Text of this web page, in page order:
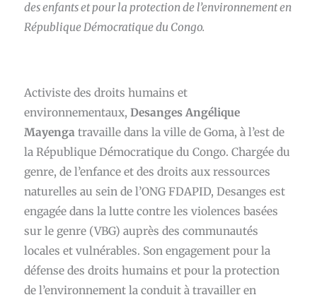
des enfants et pour la protection de l’environnement en
République Démocratique du Congo.
Activiste des droits humains et
environnementaux, Desanges Angélique
Mayengatravaille dans la ville de Goma, à l’est de
la République Démocratique du Congo. Chargée du
genre, de l’enfance et des droits aux ressources
naturelles au sein de l’ONG FDAPID, Desanges est
engagée dans la lutte contre les violences basées
sur le genre (VBG) auprès des communautés
locales et vulnérables. Son engagement pour la
défense des droits humains et pour la protection
de l’environnement la conduit à travailler en